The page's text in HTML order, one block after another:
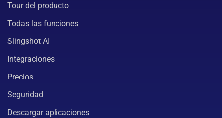
Tour del producto
Todas las funciones
Slingshot AI
Integraciones
Precios
Seguridad
Descargar aplicaciones